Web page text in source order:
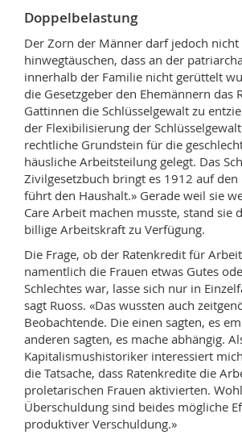
Doppelbelastung
Der Zorn der Männer darf jedoch
hinwegtäuschen, dass an der
innerhalb der Familie nicht gerüttelt
die Gesetzgeber den Ehemännern das
Gattinnen die Schlüsselgewalt zu
der Flexibilisierung der
rechtliche Grundstein für die
häusliche Arbeitsteilung gelegt. Das
Zivilgesetzbuch bringt es 1912 auf den
führt den Haushalt.» Gerade weil sie
Care Arbeit machen musste, stand sie
billige Arbeitskraft zu Verfügung.
Die Frage, ob der Ratenkredit für
namentlich die Frauen etwas Gutes
Schlechtes war, lasse sich nur in
sagt Ruoss. «Das wussten auch
Beobachtende. Die einen sagten, es
anderen sagten, es mache abhängig.
Kapitalismushistoriker interessiert
die Tatsache, dass Ratenkredite die
proletarischen Frauen aktivierten.
Überschuldung sind beides mögliche
produktiver Verschuldung.»